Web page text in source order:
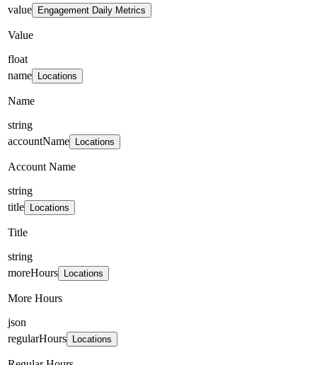
value
Engagement Daily Metrics
Value
float
name
Locations
Name
string
accountName
Locations
Account Name
string
title
Locations
Title
string
moreHours
Locations
More Hours
json
regularHours
Locations